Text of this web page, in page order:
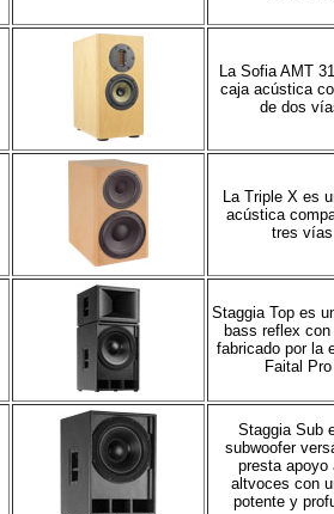
La Sofia AMT
caja acústica
de dos
La Triple X es
acústica
tres vías
Staggia Top es
bass reflex
fabricado por la
Faital
Staggia Sub
subwoofer
presta apoyo
altvoces con
potente y